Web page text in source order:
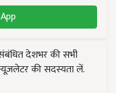
देशभर की सभी
की सदस्यता लें.